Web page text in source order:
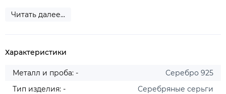
Читать далее...
Характеристики
Металл и проба: -
Серебро 925
Тип изделия: -
Серебряные серьги